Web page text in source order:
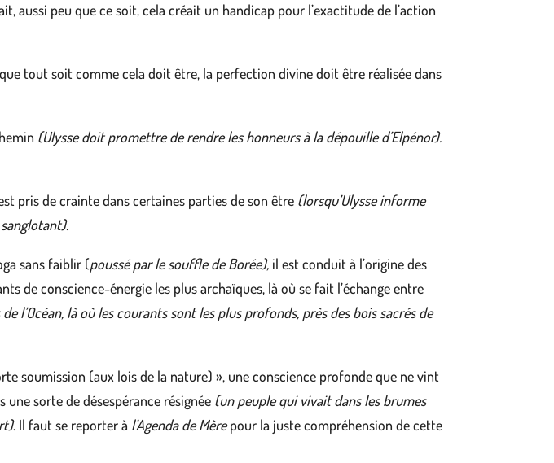
aussi peu que ce soit, cela créait un handicap pour l’exactitude de l’action
tout soit comme cela doit être, la perfection divine doit être réalisée dans
(Ulysse doit promettre de rendre les honneurs à la dépouille d’Elpénor).
pris de crainte dans certaines parties de son être (lorsqu’Ulysse informe
sans faiblir (poussé par le souffle de Borée), il est conduit à l’origine des
de conscience-énergie les plus archaïques, là où se fait l’échange entre
l’Océan, là où les courants sont les plus profonds, près des bois sacrés de
soumission (aux lois de la nature) », une conscience profonde que ne vint
sorte de désespérance résignée (un peuple qui vivait dans les brumes
. Il faut se reporter à l’Agenda de Mèrepour la juste compréhension de cette